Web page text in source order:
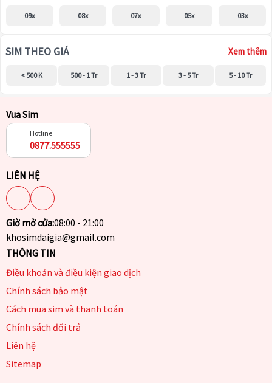
09x 08x 07x 05x 03x
SIM THEO GIÁ Xem thêm
< 500 K 500 - 1 Tr 1 - 3 Tr 3 - 5 Tr 5 - 10 Tr
Vua Sim
Hotline
0877.555555
LIÊN HỆ
Giờ mở cửa:08:00 - 21:00
khosimdaigia@gmail.com
THÔNG TIN
Điều khoản và điều kiện giao dịch
Chính sách bảo mật
Cách mua sim và thanh toán
Chính sách đổi trả
Liên hệ
Sitemap